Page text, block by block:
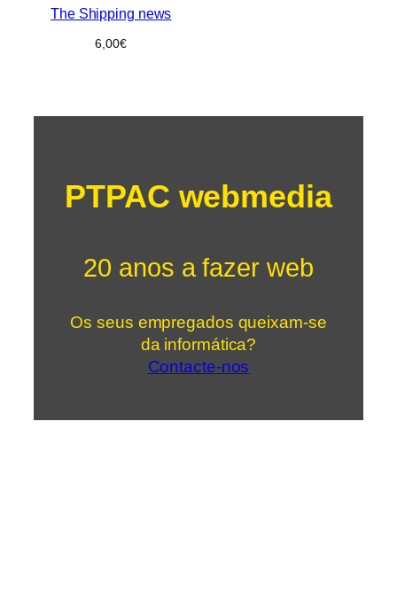
The Shipping news
6,00€
PTPAC webmedia
20 anos a fazer web
Os seus empregados queixam-se
da informática?
Contacte-nos